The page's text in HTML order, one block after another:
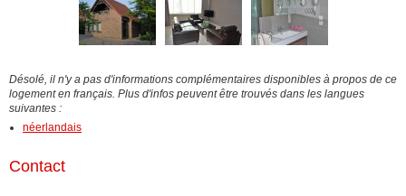
Désolé, il n'y a pas d'informations complémentaires disponibles à propos de ce
logement en français. Plus d'infos peuvent être trouvés dans les langues
suivantes :
néerlandais
Contact